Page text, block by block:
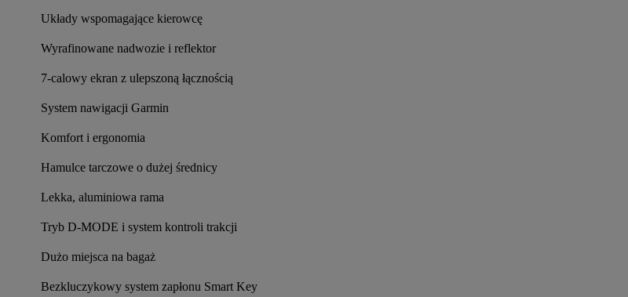
Układy wspomagające kierowcę
Wyrafinowane nadwozie i reflektor
7-calowy ekran z ulepszoną łącznością
System nawigacji Garmin
Komfort i ergonomia
Hamulce tarczowe o dużej średnicy
Lekka, aluminiowa rama
Tryb D-MODE i system kontroli trakcji
Dużo miejsca na bagaż
Bezkluczykowy system zapłonu Smart Key